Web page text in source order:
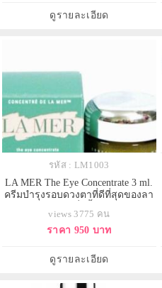
บางเบา สามารถใช้ได้ทั้งกลางวัน
และกลางคืน
ดูรายละเอียด
รหัส : LM1003
LA MER The Eye Concentrate 3 ml.
ครีมบำรุงรอบดวงตาที่ดีที่สุดของลา
จะเห็นว่าลดลงได้ชัดเจน เนื้อครีม
เข้มข้นที่ประกอบไปด้วยแร่เฮมาไทด์
3 รูปแบบ ช่วยมอบความชุ่มชื้น ฟื
views 3775 คน
ราคา 950 บาท
ดูรายละเอียด